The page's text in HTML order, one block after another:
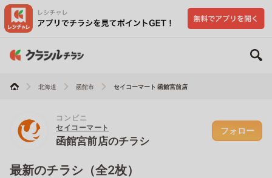
北海道 函館市 セイコーマート 函館宮前店
コンビニ
セイコーマート
函館宮前店のチラシ
フォロー
最新のチラシ（全2枚）